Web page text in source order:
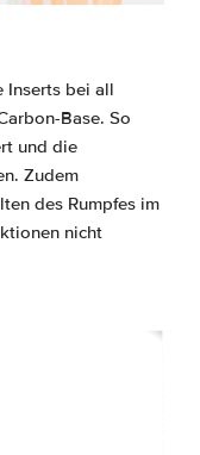
Inserts bei all
Base. So
und die
Zudem
des Rumpfes im
nicht